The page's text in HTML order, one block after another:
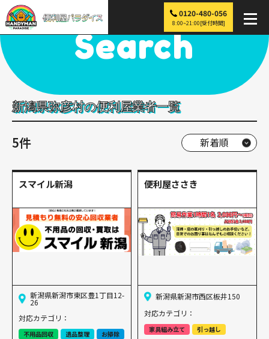
0120-480-056
8:00~21:00[受付時間]
便利屋パラダイス > 探す > 弥彦村
Search
新潟県弥彦村の便利屋業者一覧
5件
スマイル新潟
新潟県新潟市東区豊1丁目12-
26
対応カテゴリ：
不用品回収 遺品整理
お掃除
便利屋ささき
新潟県新潟市西区板井150
対応カテゴリ：
家具組み立て
引っ越し